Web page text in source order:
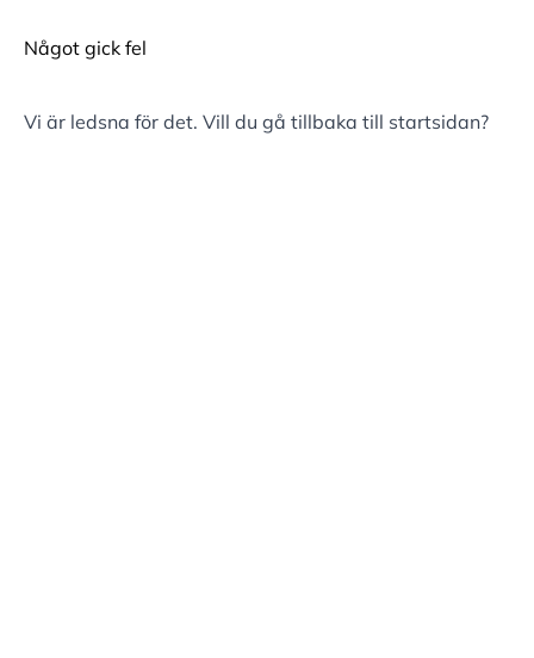
Något gick fel
Vi är ledsna för det. Vill du gå tillbaka till startsidan?